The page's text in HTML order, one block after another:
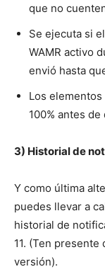
que no
Se ejecuta si
WAMR activo
envió hasta
Los
100% antes
3) Historial de
Y como última
puedes llevar a
historial de
11. (Ten
versión).